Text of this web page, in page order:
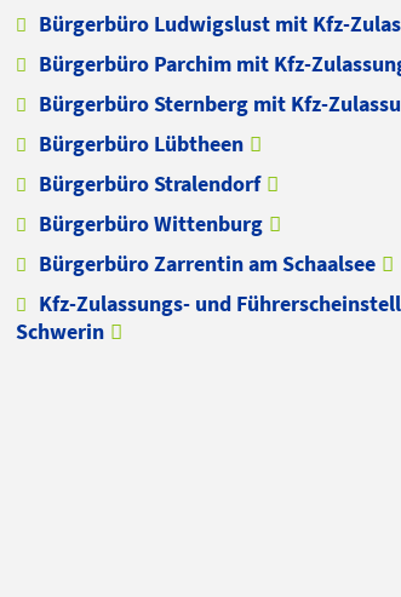
Bürgerbüro Ludwigslust mit Kfz-
Bürgerbüro Parchim mit Kfz-
Bürgerbüro Sternberg mit Kfz-
Bürgerbüro Lübtheen
Bürgerbüro Stralendorf
Bürgerbüro Wittenburg
Bürgerbüro Zarrentin am Schaalsee
Kfz-Zulassungs- und
Schwerin